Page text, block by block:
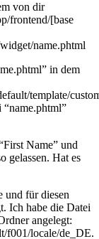
von dir
frontend/[base
name.phtml
in dem
template/
Name” und
gelassen. Hat es
und für diesen
Ich habe die Datei
angelegt:
f001/locale/de_DE.